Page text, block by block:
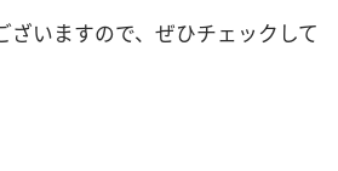
ざいますので、ぜひチェックして